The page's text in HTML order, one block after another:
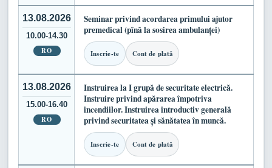
13.08.2026
10.00-14.30
RO
Seminar privind acordarea primului ajutor
premedical (pînă la sosirea ambulanței)
Inscrie-te Cont de plată
13.08.2026
15.00-16.40
RO
Instruirea la I grupă de securitate electrică.
Instruire privind apărarea împotriva
incendiilor. Instruirea introductiv generală
privind securitatea și sănătatea în muncă.
Inscrie-te Cont de plată